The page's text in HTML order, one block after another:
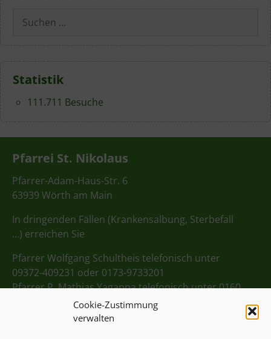
Cookie-Zustimmung
verwalten
Suchen
nach:
Statistik
111.711 Besuche
Pfarrei St. Nikolaus
Pfarrer-Adam-Haus-Str. 6
63939 Wörth am Main
In dringenden Fällen (Krankensalbung, Sterbefall
…) erreichen Sie
Pfarrer Wolfgang Schultheis telefonisch unter
09372-409231 oder 0173-9733201
Pfarrer P. Mathias Yagappa telefonisch unter 0160